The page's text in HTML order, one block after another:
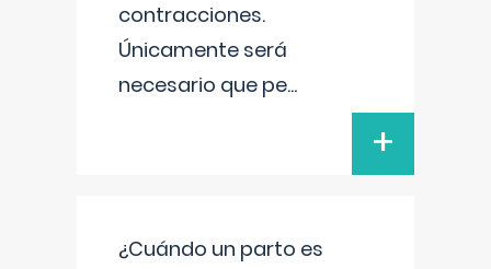
contracciones.
Únicamente será
necesario que pe...
+
¿Cuándo un parto es